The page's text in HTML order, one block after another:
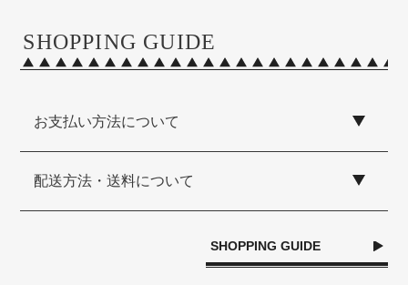
SHOPPING GUIDE
お支払い方法について
配送方法・送料について
SHOPPING GUIDE